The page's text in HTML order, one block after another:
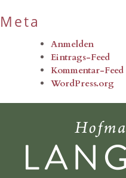
Meta
Anmelden
Eintrags-Feed
Kommentar-Feed
WordPress.org